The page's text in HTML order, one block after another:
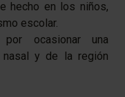
hecho en los niños,
escolar.
ocasionar una
nasal y de la región